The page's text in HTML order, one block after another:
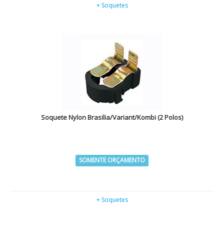
+ Soquetes
Soquete Nylon Brasilia/Variant/Kombi (2 Polos)
SOMENTE ORÇAMENTO
+ Soquetes